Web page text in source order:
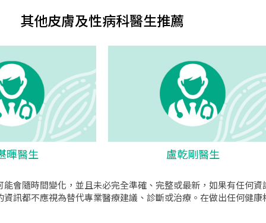
其他皮膚及性病科醫生推薦
暉醫生 盧乾剛醫生
會隨時間變化，並且未必完全準確、完整或最新，如果有任何
訊都不應視為替代專業醫療建議、診斷或治療。在做出任何健